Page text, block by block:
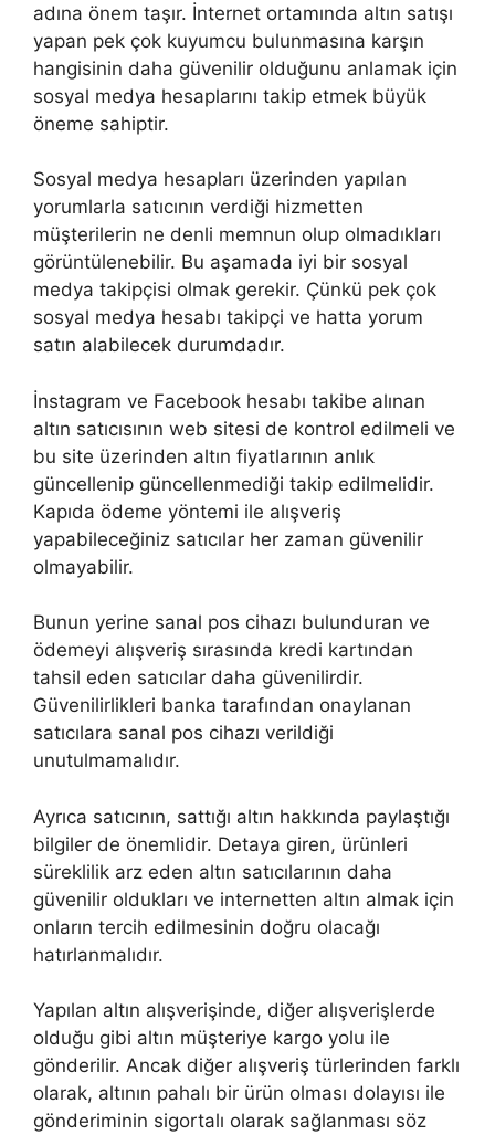
adına önem taşır. İnternet ortamında altın satışı
yapan pek çok kuyumcu bulunmasına karşın
hangisinin daha güvenilir olduğunu anlamak için
sosyal medya hesaplarını takip etmek büyük
öneme sahiptir.
Sosyal medya hesapları üzerinden yapılan
yorumlarla satıcının verdiği hizmetten
müşterilerin ne denli memnun olup olmadıkları
görüntülenebilir. Bu aşamada iyi bir sosyal
medya takipçisi olmak gerekir. Çünkü pek çok
sosyal medya hesabı takipçi ve hatta yorum
satın alabilecek durumdadır.
İnstagram ve Facebook hesabı takibe alınan
altın satıcısının web sitesi de kontrol edilmeli ve
bu site üzerinden altın fiyatlarının anlık
güncellenip güncellenmediği takip edilmelidir.
Kapıda ödeme yöntemi ile alışveriş
yapabileceğiniz satıcılar her zaman güvenilir
olmayabilir.
Bunun yerine sanal pos cihazı bulunduran ve
ödemeyi alışveriş sırasında kredi kartından
tahsil eden satıcılar daha güvenilirdir.
Güvenilirlikleri banka tarafından onaylanan
satıcılara sanal pos cihazı verildiği
unutulmamalıdır.
Ayrıca satıcının, sattığı altın hakkında paylaştığı
bilgiler de önemlidir. Detaya giren, ürünleri
süreklilik arz eden altın satıcılarının daha
güvenilir oldukları ve internetten altın almak için
onların tercih edilmesinin doğru olacağı
hatırlanmalıdır.
Yapılan altın alışverişinde, diğer alışverişlerde
olduğu gibi altın müşteriye kargo yolu ile
gönderilir. Ancak diğer alışveriş türlerinden farklı
olarak, altının pahalı bir ürün olması dolayısı ile
gönderiminin sigortalı olarak sağlanması söz